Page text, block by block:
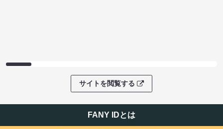
サイトを閲覧する
FANY IDとは